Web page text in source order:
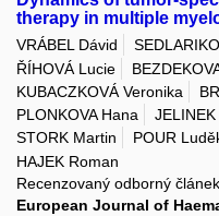
therapy in multiple
VRÁBEL Dávid
ŘÍHOVÁ Lucie
KUBACZKOVÁ Veronika
PLONKOVA Hana
STORK Martin
POUR
HAJEK Roman
Recenzovaný odborný článek
European Journal of